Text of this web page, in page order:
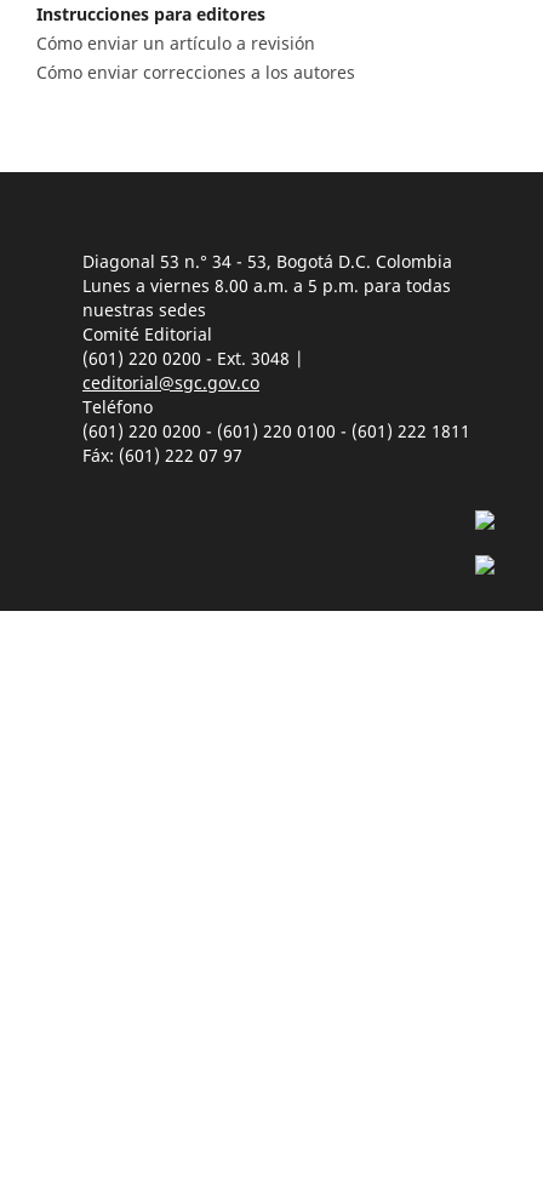
Instrucciones para editores
Cómo enviar un artículo a revisión
Cómo enviar correcciones a los autores
Diagonal 53 n.° 34 - 53, Bogotá D.C. Colombia
Lunes a viernes 8.00 a.m. a 5 p.m. para todas
nuestras sedes
Comité Editorial
(601) 220 0200 - Ext. 3048 |
ceditorial@sgc.gov.co
Teléfono
(601) 220 0200 - (601) 220 0100 - (601) 222 1811
Fáx: (601) 222 07 97